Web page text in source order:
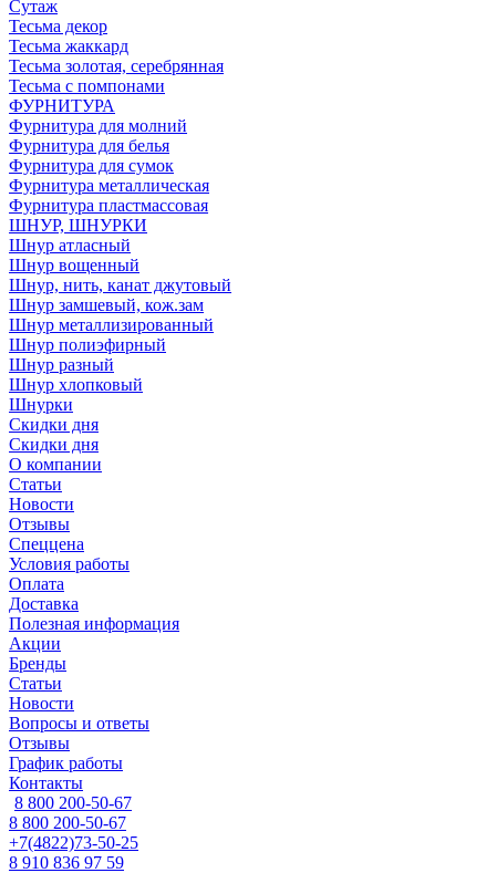
Сутаж
Тесьма декор
Тесьма жаккард
Тесьма золотая, серебрянная
Тесьма с помпонами
ФУРНИТУРА
Фурнитура для молний
Фурнитура для белья
Фурнитура для сумок
Фурнитура металлическая
Фурнитура пластмассовая
ШНУР, ШНУРКИ
Шнур атласный
Шнур вощенный
Шнур, нить, канат джутовый
Шнур замшевый, кож.зам
Шнур металлизированный
Шнур полиэфирный
Шнур разный
Шнур хлопковый
Шнурки
Скидки дня
Скидки дня
О компании
Статьи
Новости
Отзывы
Спеццена
Условия работы
Оплата
Доставка
Полезная информация
Акции
Бренды
Статьи
Новости
Вопросы и ответы
Отзывы
График работы
Контакты
8 800 200-50-67
8 800 200-50-67
+7(4822)73-50-25
8 910 836 97 59